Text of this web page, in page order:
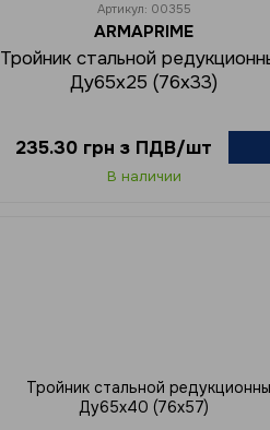
Артикул: 00355
ARMAPRIME
Тройник стальной
Ду65x25 (76х33)
235.30 грн з ПДВ/шт
В наличии